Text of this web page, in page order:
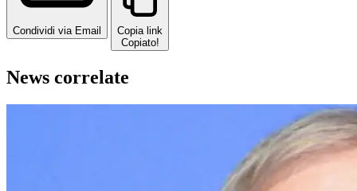
Condividi via Email
Copia link
Copiato!
News correlate